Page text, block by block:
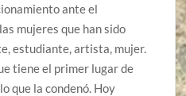
ante el
mujeres que han sido
estudiante, artista, mujer.
tiene el primer lugar de
que la condenó. Hoy